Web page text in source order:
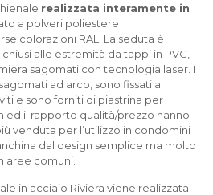
realizzata interamente in
a polveri poliestere
colorazioni RAL. La seduta è
alle estremità da tappi in PVC,
sagomati con tecnologia laser. I
ad arco, sono fissati al
e sono forniti di piastrina per
ed il rapporto qualità/prezzo hanno
venduta per l’utilizzo in condomini
dal design semplice ma molto
aree comuni.
in acciaio Riviera viene realizzata